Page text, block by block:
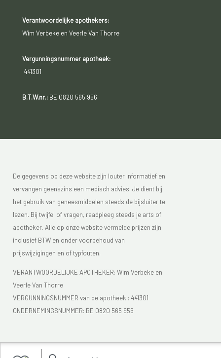
Verantwoordelijke apothekers:
Wim Verbeke en Veerle Van Thorre
Vergunningsnummer apotheek:
441301
B.T.W.nr.:BE 0820 565 956
De gegevens op deze website zijn louter informatief en
vervangen geenszins een medisch advies. Je dient bij
het gebruik van geneesmiddelen steeds de bijsluiter te
lezen. Bij twijfel of vragen, raadpleeg steeds je arts of
apotheker. Alle op onze website vermelde prijzen zijn
inclusief BTW en onder voorbehoud van
prijswijzigingen en of typfouten.
VERANTWOORDELIJKE APOTHEKER: Wim Verbeke en
Veerle Van Thorre
VERGUNNINGSNUMMER van de apotheek : 441301
ONDERNEMINGSNUMMER: BE 0820 565 956
Je vindt Apotheek Verbeke - Van Thorre in de FAGG lijst